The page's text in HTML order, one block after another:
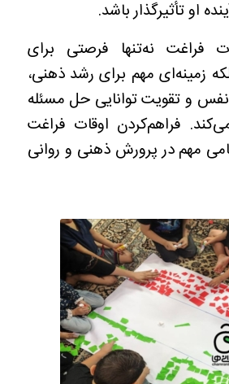
او تأثیرگذار باشد.
فراغت نه‌تنها فرصتی برای
زمینه‌ای مهم برای رشد ذهنی،
نفس و تقویت توانایی حل مسئله
فراهم‌کردن اوقات فراغت
مهم در پرورش ذهنی و روانی